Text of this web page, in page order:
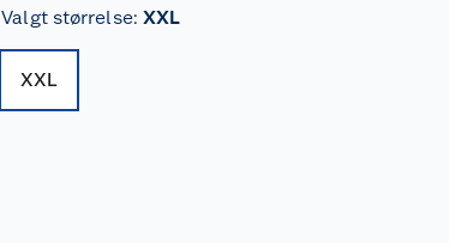
Valgt størrelse: XXL
XXL